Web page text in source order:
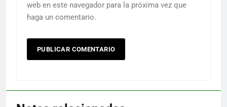
web en este navegador para la próxima vez que
haga un comentario.